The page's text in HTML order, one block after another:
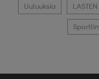
Uutuuksia